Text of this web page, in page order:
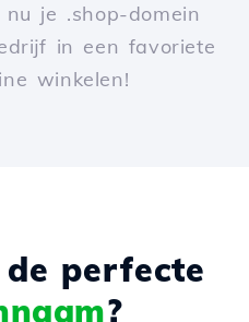
je .shop-domein
in een favoriete
winkelen!
perfecte
?